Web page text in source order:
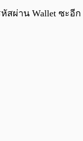
สผ่าน Wallet ซะอีก